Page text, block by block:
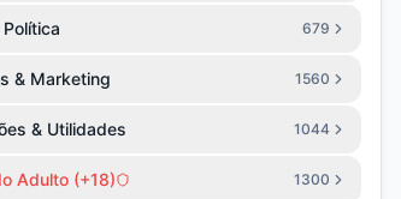
679
& Marketing 1560
& Utilidades 1044
Adulto (+18) 1300